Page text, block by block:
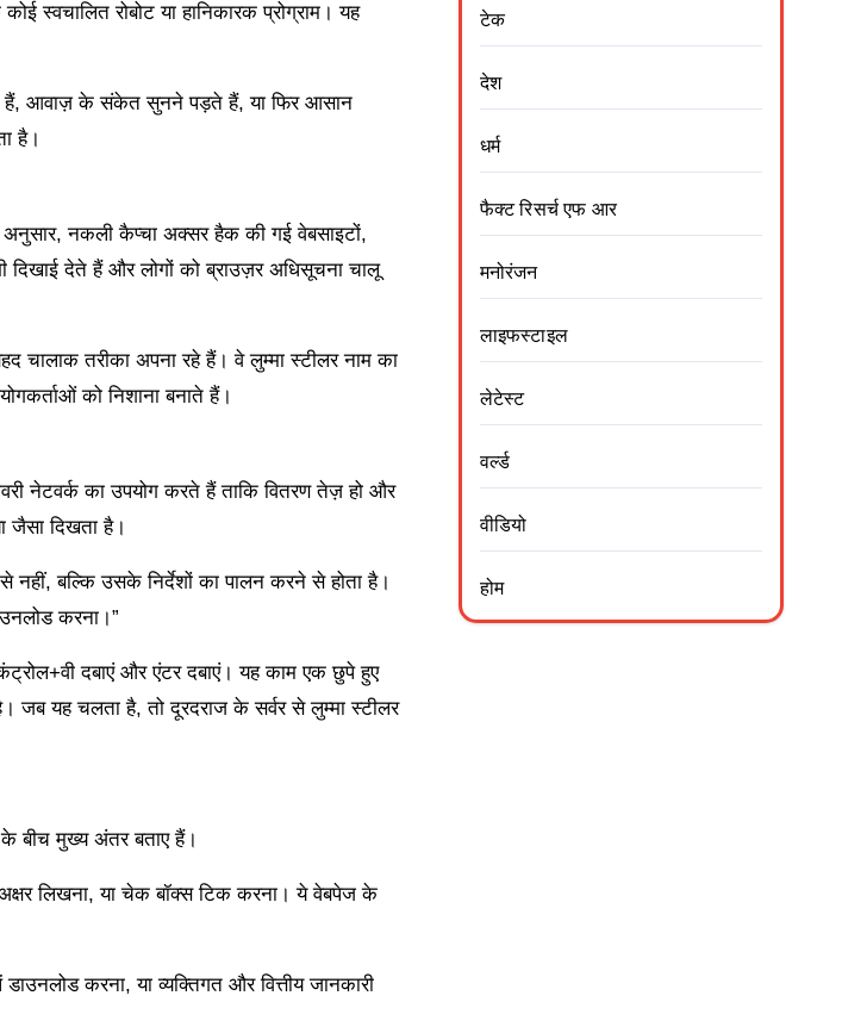
स्वचालित रोबोट या हानिकारक प्रोग्राम। यह
हैं, आवाज़ के संकेत सुनने पड़ते हैं, या फिर आसान
है।
अनुसार, नकली कैप्चा अक्सर हैक की गई वेबसाइटों,
दिखाई देते हैं और लोगों को ब्राउज़र अधिसूचना चालू
चालाक तरीका अपना रहे हैं। वे लुम्मा स्टीलर नाम का
को निशाना बनाते हैं।
नेटवर्क का उपयोग करते हैं ताकि वितरण तेज़ हो और
जैसा दिखता है।
नहीं, बल्कि उसके निर्देशों का पालन करने से होता है।
करना।”
दबाएं और एंटर दबाएं। यह काम एक छुपे हुए
जब यह चलता है, तो दूरदराज के सर्वर से लुम्मा स्टीलर
बीच मुख्य अंतर बताए हैं।
लिखना, या चेक बॉक्स टिक करना। ये वेबपेज के
करना, या व्यक्तिगत और वित्तीय जानकारी
टेक
देश
धर्म
फैक्ट रिसर्च एफ आर
मनोरंजन
लाइफस्टाइल
लेटेस्ट
वर्ल्ड
वीडियो
होम